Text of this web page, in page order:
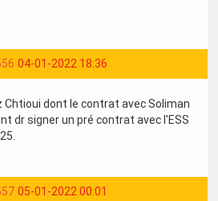
04-01-2022 18:36
Chtioui dont le contrat avec Soliman
dr signer un pré contrat avec l'ESS
05-01-2022 00:01